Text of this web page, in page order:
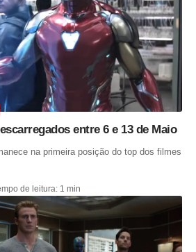
entre 6 e 13 de Maio
na primeira posição do top dos filmes
de leitura: 1 min